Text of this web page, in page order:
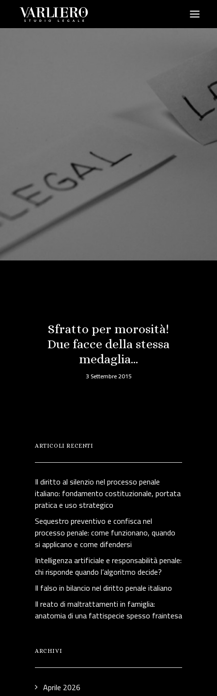
PRENDI UN APPUNTAMENTO
Sfratto per morosità!
Due facce della stessa
medaglia…
3 Settembre 2015
ARTICOLI RECENTI
Il diritto al silenzio nel processo penale
italiano: fondamento costituzionale, portata
pratica e uso strategico
Sequestro preventivo e confisca nel
processo penale: come funzionano, quando
si applicano e come difendersi
Intelligenza artificiale e responsabilità penale:
chi risponde quando l’algoritmo decide?
Il falso in bilancio nel diritto penale italiano
Il reato di maltrattamenti in famiglia:
anatomia di una fattispecie spesso fraintesa
ARCHIVI
Aprile 2026